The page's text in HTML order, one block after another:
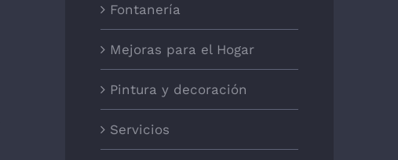
Fontanería
Mejoras para el Hogar
Pintura y decoración
Servicios